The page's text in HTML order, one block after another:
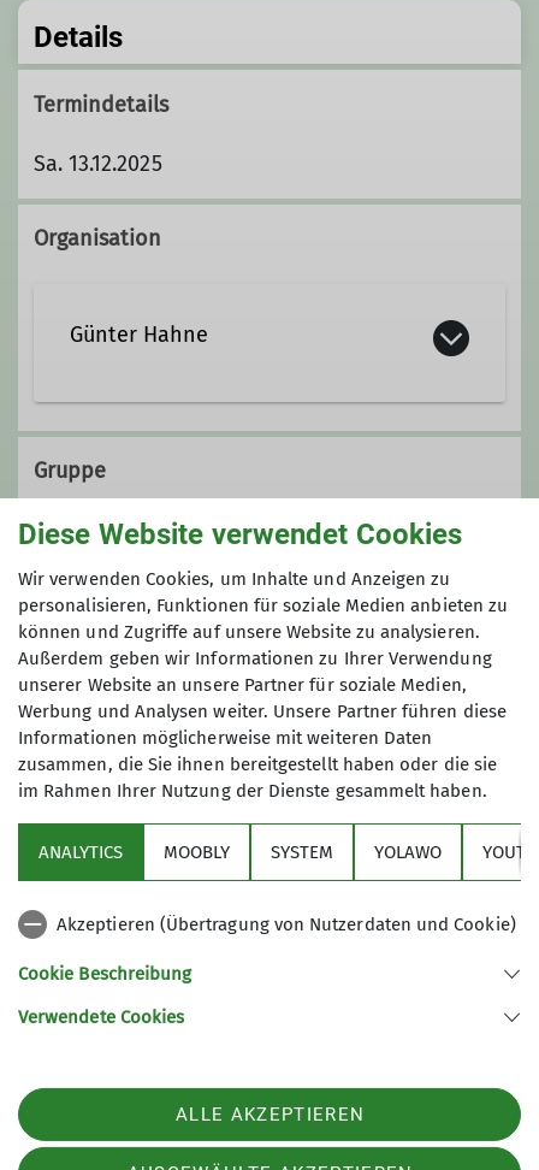
Details
Termindetails
Sa. 13.12.2025
Organisation
Günter Hahne
guenter.hahne@dav-duisburg.de
Ämter
Leitung KulTour-Wandergruppe
Beirat
Gruppe
KulTourgruppe
Die KulTourwandergruppe verbindet
das Wandern mit einem kulturellen
Ereignis, wobei sich die Schwerpunkte
auch schon mal verlagern dürfen.
Unsere Ziele liegen oft im Ruhrgebiet,
Radius von etwa 50 km um Duisburg.
Außer am Wochenende starten wir
Woche.
Mehrmals im Jahr unternehmen wir
Umgebung. Die Anreise erfolgt dann
Gruppenmitglieder bereiten die
Touren vor. Zusätzlich finden vor Ort
oftmals fachkundige Führungen statt
Sektion
Service
Sektion Duisburg des Deutschen Alpenvereins e.V.
Telefon +49203428120
Diese Website verwendet Cookies
Wir verwenden Cookies, um Inhalte und Anzeigen zu
personalisieren, Funktionen für soziale Medien anbieten zu
können und Zugriffe auf unsere Website zu analysieren.
Außerdem geben wir Informationen zu Ihrer Verwendung
unserer Website an unsere Partner für soziale Medien,
Werbung und Analysen weiter. Unsere Partner führen diese
Informationen möglicherweise mit weiteren Daten
zusammen, die Sie ihnen bereitgestellt haben oder die sie
im Rahmen Ihrer Nutzung der Dienste gesammelt haben.
ANALYTICS MOOBLY SYSTEM YOLAWO
Akzeptieren (Übertragung von Nutzerdaten und Cookie)
Cookie Beschreibung
Verwendete Cookies
ALLE AKZEPTIEREN